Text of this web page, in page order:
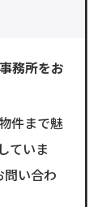
務所をお
件まで魅
ていま
問い合わ